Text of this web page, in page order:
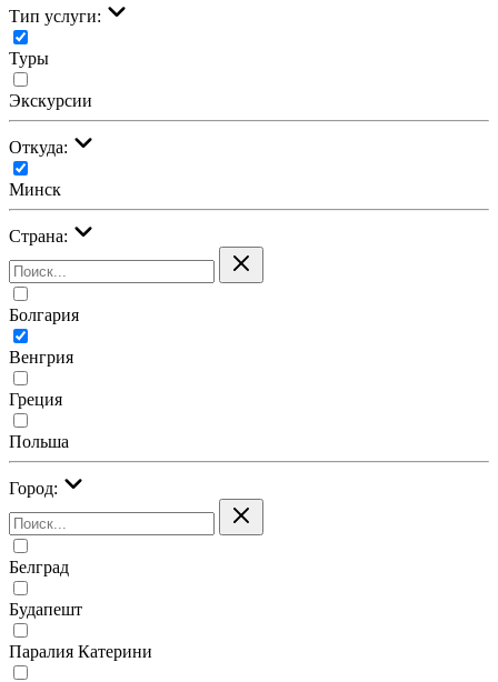
Тип услуги:
Туры
Экскурсии
Откуда:
Минск
Страна:
Болгария
Венгрия
Греция
Польша
Город:
Белград
Будапешт
Паралия Катерини